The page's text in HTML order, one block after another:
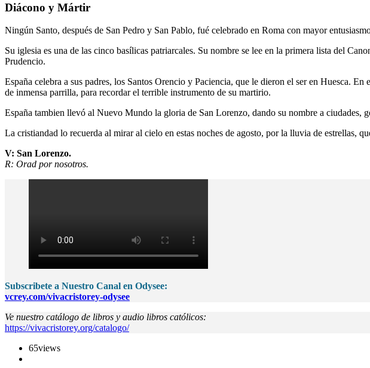
Diácono y Mártir
Ningún Santo, después de San Pedro y San Pablo, fué celebrado en Roma con mayor
Su iglesia es una de las cinco basílicas patriarcales. Su nombre se lee en la primera lista del
Prudencio.
España celebra a sus padres, los Santos Orencio y Paciencia, que le dieron el ser en Huesca.
de inmensa parrilla, para recordar el terrible instrumento de su martirio.
España tambien llevó al Nuevo Mundo la gloria de San Lorenzo, dando su nombre a ciudades,
La cristiandad lo recuerda al mirar al cielo en estas noches de agosto, por la lluvia de estrellas,
V: San Lorenzo.
R: Orad por nosotros.
Subscribete a Nuestro Canal en Odysee:
vcrey.com/vivacristorey-odysee
Ve nuestro catálogo de libros y audio libros católicos:
https://vivacristorey.org/catalogo/
65views